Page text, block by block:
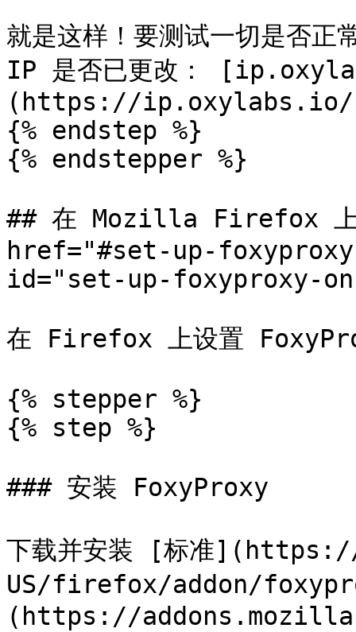
就是这样！要测试一切是否正
IP 是否已更改：
(https://
{% endstep %}
{% endstepper %}
## 在 Mozilla Firefox 上
href="#set-up-
id="set-up-foxyproxy-
在 Firefox 上设置
{% stepper %}
{% step %}
### 安装 FoxyProxy
下载并安装 [标准
US/firefox/addon/
(https://